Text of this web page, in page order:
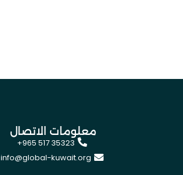
معلومات الاتصال
+965 517 35323
info@global-kuwait.org